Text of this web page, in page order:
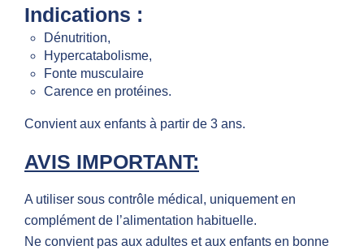
Indications :
Dénutrition,
Hypercatabolisme,
Fonte musculaire
Carence en protéines.
Convient aux enfants à partir de 3 ans.
AVIS IMPORTANT:
A utiliser sous contrôle médical, uniquement en
complément de l’alimentation habituelle.
Ne convient pas aux adultes et aux enfants en bonne